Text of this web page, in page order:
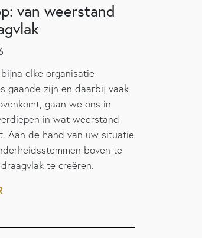
van weerstand
elke organisatie
gaande zijn en daarbij vaak
gaan we ons in
in wat weerstand
Aan de hand van uw situatie
boven te
te creëren.